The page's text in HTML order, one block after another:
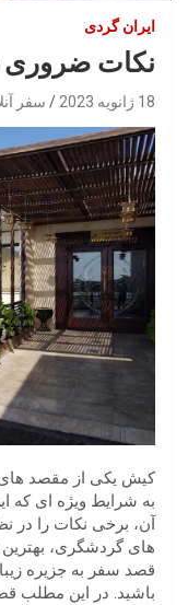
ایران گردی
نکات
18 ژانویه 2023 سفر
کیش یکی از مقصد
به شرایط ویژه ای که
آن، برخی نکات را در
های گردشگری،
قصد سفر به جزیره
باشید. در این مطلب